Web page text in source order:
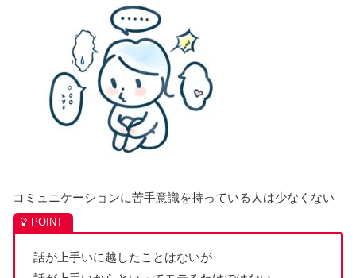
コミュニケーションに苦手意識を持っている人は少なくない
話が上手いに越したことはないが